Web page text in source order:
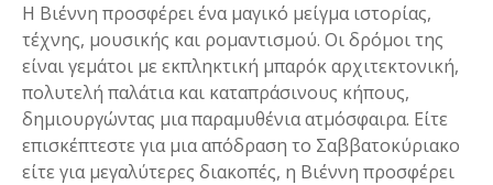
Η Βιέννη προσφέρει ένα μαγικό μείγμα ιστορίας,
τέχνης, μουσικής και ρομαντισμού. Οι δρόμοι της
είναι γεμάτοι με εκπληκτική μπαρόκ αρχιτεκτονική,
πολυτελή παλάτια και καταπράσινους κήπους,
δημιουργώντας μια παραμυθένια ατμόσφαιρα. Είτε
επισκέπτεστε για μια απόδραση το Σαββατοκύριακο
είτε για μεγαλύτερες διακοπές, η Βιέννη προσφέρει